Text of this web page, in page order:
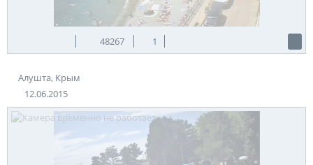
48267 1
Алушта, Крым
12.06.2015